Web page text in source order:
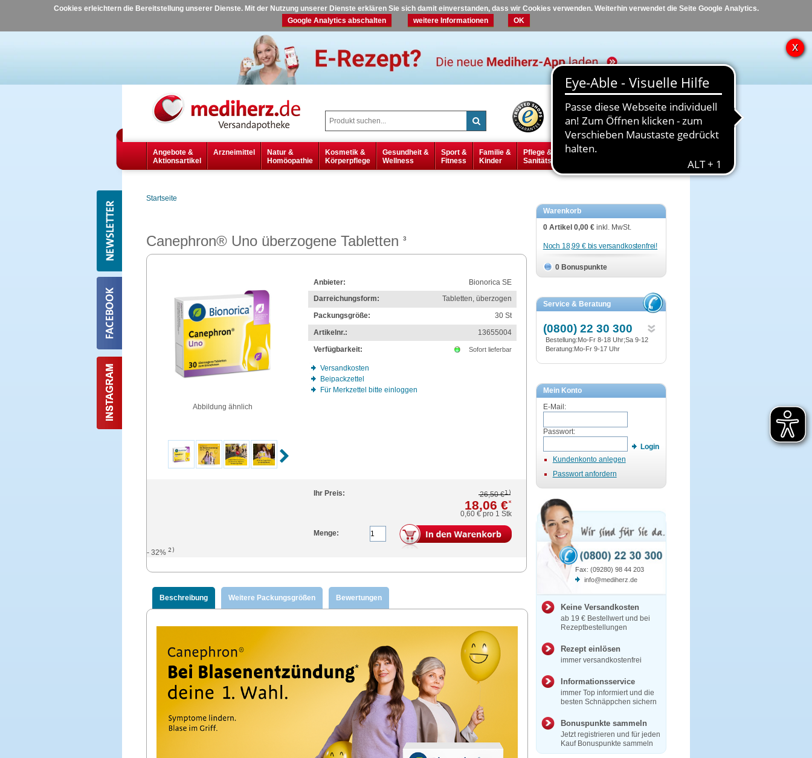
Cookies erleichtern die Bereitstellung unserer Dienste. Mit der Nutzung unserer Dienste erklären Sie sich damit einverstanden, dass wir Cookies verwenden. Weiterhin verwendet die Seite Google Analytics.
Google Analytics abschalten
weitere Informationen OK
Hilfe Kontakt
Angebote &
Aktionsartikel
Arzneimittel
Natur &
Homöopathie
Kosmetik &
Körperpflege
Gesundheit &
Wellness
Sport &
Fitness
Familie &
Kinder
Pflege &
Sanitätsbedarf
Diabetes
Startseite
Canephron® Uno überzogene Tabletten 3
Abbildung ähnlich
Anbieter:
Bionorica SE
Darreichungsform:
Tabletten, überzogen
Packungsgröße:
30 St
Artikelnr.:
13655004
Verfügbarkeit:
Sofort lieferbar
Versandkosten
Beipackzettel
Für Merkzettel bitte einloggen
Ihr Preis: 26,50 €1)
18,06 €*
0,60 €pro 1 Stk
Menge:
- 32% 2)
Beschreibung Weitere Packungsgrößen Bewertungen
Warenkorb
0 Artikel 0,00 € inkl. MwSt.
Noch 18,99 € bis versandkostenfrei!
0 Bonuspunkte
Service & Beratung
(0800) 22 30 300
Bestellung:Mo-Fr 8-18 Uhr;Sa 9-12
Beratung:Mo-Fr 9-17 Uhr
Mein Konto
E-Mail:
Passwort:
Login
Kundenkonto anlegen
Passwort anfordern
Fax: (09280) 98 44 203
info@mediherz.de
Keine Versandkosten
ab 19 € Bestellwert und bei
Rezeptbestellungen
Rezept einlösen
immer versandkostenfrei
Informationsservice
immer Top informiert und die
besten Schnäppchen sichern
Bonuspunkte sammeln
Jetzt registrieren und für jeden
Kauf Bonuspunkte sammeln